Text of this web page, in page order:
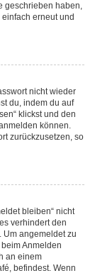
geschrieben haben,
erneut und
nicht wieder
du, indem du auf
klickst und den
können.
zurückzusetzen, so
bleiben“ nicht
verhindert den
Um angemeldet zu
Anmelden
an einem
befindest. Wenn